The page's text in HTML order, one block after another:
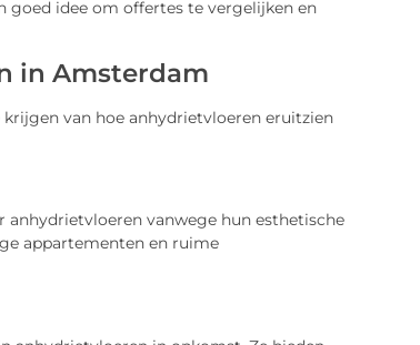
goed idee om offertes te vergelijken en
in Amsterdam
van hoe anhydrietvloeren eruitzien
anhydrietvloeren vanwege hun esthetische
appartementen en ruime